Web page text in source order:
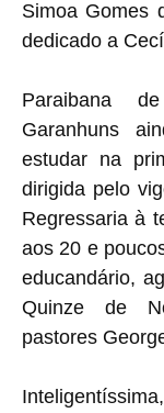
Simoa Gomes
dedicado a
Paraibana
Garanhuns
estudar na
dirigida pelo
Regressaria à
aos 20 e
educandário,
Quinze de
pastores